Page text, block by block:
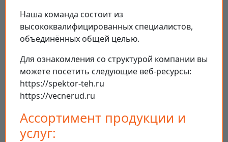
Наша команда состоит из
высококвалифицированных специалистов,
объединённых общей целью.
Для ознакомления со структурой компании вы
можете посетить следующие веб-ресурсы:
https://spektor-teh.ru
https://vecnerud.ru
Ассортимент продукции и
услуг: